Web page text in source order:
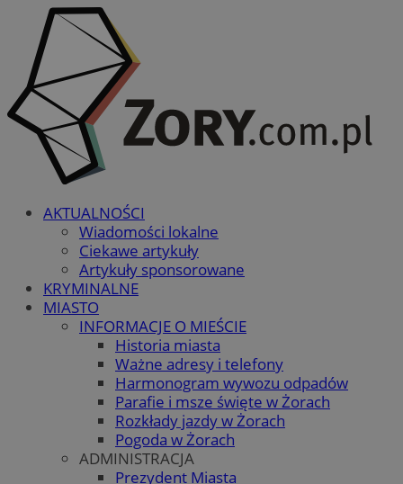
AKTUALNOŚCI
Wiadomości lokalne
Ciekawe artykuły
Artykuły sponsorowane
KRYMINALNE
MIASTO
INFORMACJE O MIEŚCIE
Historia miasta
Ważne adresy i telefony
Harmonogram wywozu odpadów
Parafie i msze święte w Żorach
Rozkłady jazdy w Żorach
Pogoda w Żorach
ADMINISTRACJA
Prezydent Miasta